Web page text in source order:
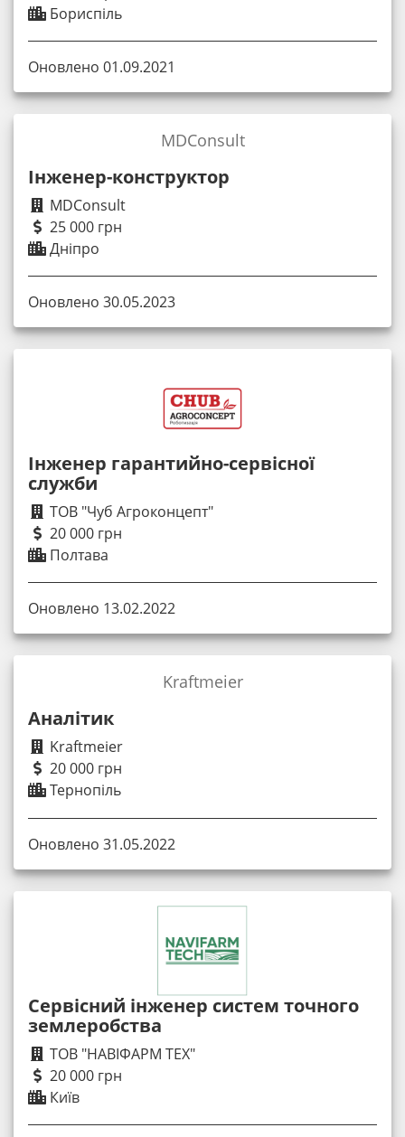
Бориспіль
Оновлено 01.09.2021
Інженер-конструктор
MDConsult
25 000 грн
Дніпро
MDConsult
Оновлено 30.05.2023
Інженер гарантийно-сервісної
служби
ТОВ "Чуб Агроконцепт"
20 000 грн
Полтава
Оновлено 13.02.2022
Аналiтик
Kraftmeier
20 000 грн
Тернопіль
Kraftmeier
Оновлено 31.05.2022
Сервісний інженер систем точного
землеробства
ТОВ "НАВІФАРМ ТЕХ"
20 000 грн
Київ